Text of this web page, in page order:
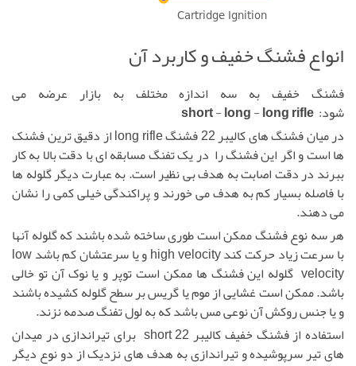
انواع فشنگ خفیف و کاربرد آن
فشنگ خفیف به سه اندازه مختلف به بازار عرضه می
شود: short-long-long rifle
در میان فشنگ های کالیبر 22 فشنگ long rifle از دقیق ترین فشنک
ها است و اگر این فشنگ را در یک تفنگ مسابقه ای با دقت بالا به کار
ببرند در دقت اصابت به هدف بی نظیر است. به عبارت دیگر گلوله ها
با فاصله بسیار کم به هدف می خورند و پراکندگی خیلی کمی را نشان
می دهند.
هر سه نوع فشنگ ممکن است طوری ساخته شده باشند که گلوله آنها
با سرعت زیاد حرکت کند high velocity و یا سرعتشان کم باشد low
velocity گلوله این فشنگ ها ممکن است توپر و یا نوک آن تو خالی
باشد. ممکن است غشایی از موم یا گریس بر سطح گلوله کشیده باشند
و یا جنس روکش آن نوعی مس باشد که به لول تفنگ صدمه نزند.
استفاده از فشنگ خفیف کالیبر 22 short برای تیراندازی در میدان
های تیر سرپوشیده و تیراندازی به هدف های نزدیک از دو نوع دیگر